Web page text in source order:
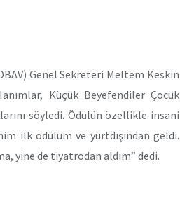
Genel Sekreteri Meltem Keskin
Küçük Beyefendiler Çocuk
söyledi. Ödülün özellikle insani
ilk ödülüm ve yurtdışından geldi.
yine de tiyatrodan aldım” dedi.